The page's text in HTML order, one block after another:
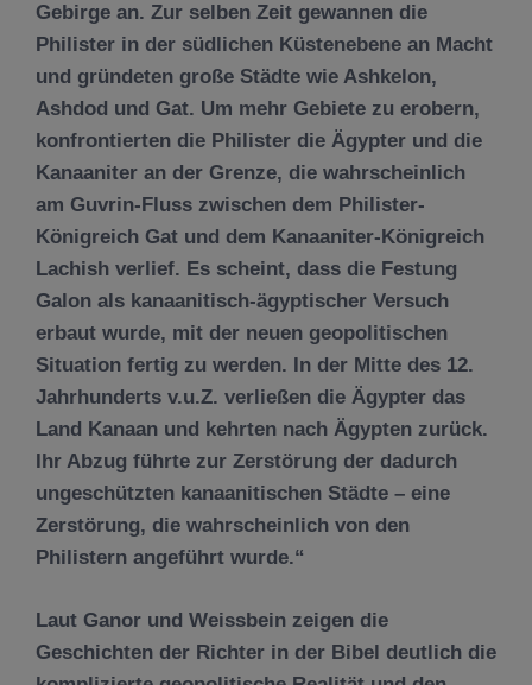
Gebirge an. Zur selben Zeit gewannen die
Philister in der südlichen Küstenebene an Macht
und gründeten große Städte wie Ashkelon,
Ashdod und Gat. Um mehr Gebiete zu erobern,
konfrontierten die Philister die Ägypter und die
Kanaaniter an der Grenze, die wahrscheinlich
am Guvrin-Fluss zwischen dem Philister-
Königreich Gat und dem Kanaaniter-Königreich
Lachish verlief. Es scheint, dass die Festung
Galon als kanaanitisch-ägyptischer Versuch
erbaut wurde, mit der neuen geopolitischen
Situation fertig zu werden. In der Mitte des 12.
Jahrhunderts v.u.Z. verließen die Ägypter das
Land Kanaan und kehrten nach Ägypten zurück.
Ihr Abzug führte zur Zerstörung der dadurch
ungeschützten kanaanitischen Städte – eine
Zerstörung, die wahrscheinlich von den
Philistern angeführt wurde.“
Laut Ganor und Weissbein zeigen die
Geschichten der Richter in der Bibel deutlich die